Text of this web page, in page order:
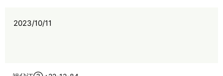
2023/10/11